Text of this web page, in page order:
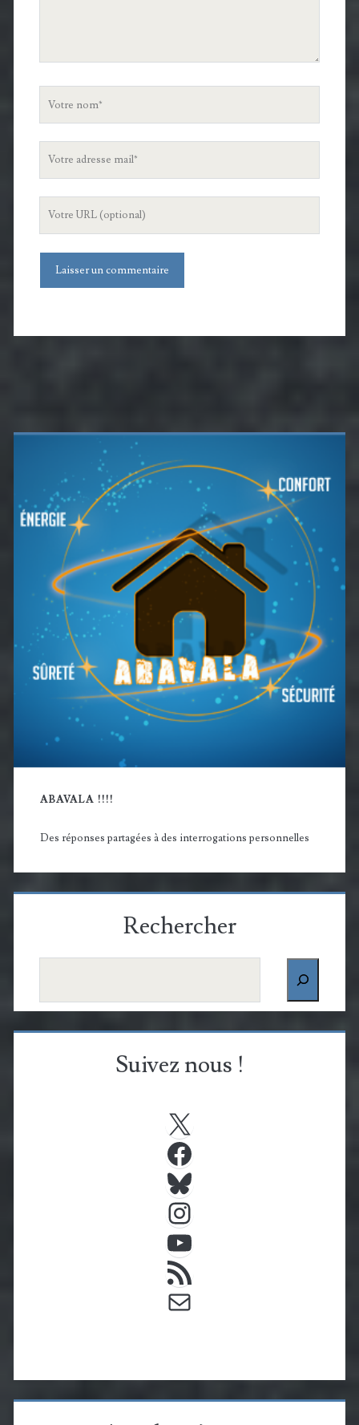
Votre
site
Barre
latérale
principale
ABAVALA !!!!
Des réponses partagées à des interrogations personnelles
Rechercher
Suivez nous !